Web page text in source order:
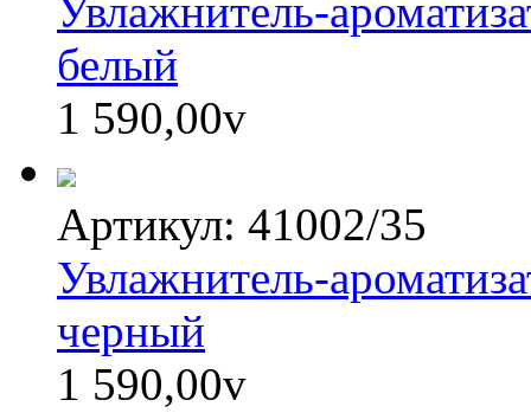
Увлажнитель-
белый
1 590,00v
Артикул: 41002/35
Увлажнитель-
черный
1 590,00v